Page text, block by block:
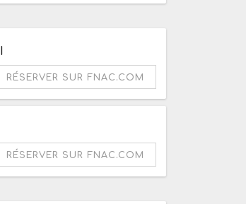
RÉSERVER SUR FNAC.COM
RÉSERVER SUR FNAC.COM